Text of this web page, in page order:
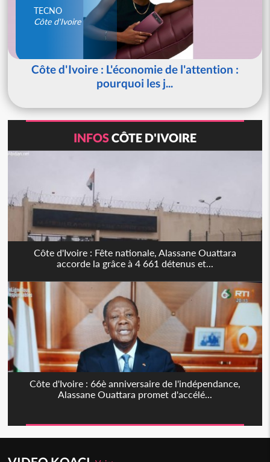
TECNO
Côte d'Ivoire
Côte d'Ivoire : L'économie de l'attention :
pourquoi les j...
INFOSCÔTE D'IVOIRE
Côte d'Ivoire : Fête nationale, Alassane Ouattara
accorde la grâce à 4 661 détenus et...
Côte d'Ivoire : 66è anniversaire de l'indépendance,
Alassane Ouattara promet d'accélé...